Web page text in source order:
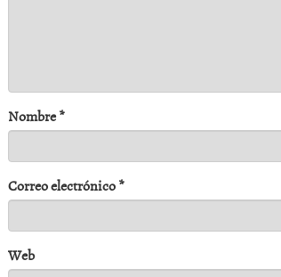
Nombre*
Correo electrónico*
Web